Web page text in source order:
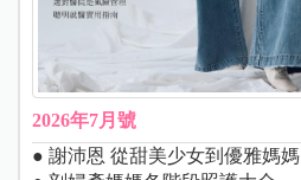
2026年7月號
● 謝沛恩 從甜美少女到優雅媽媽